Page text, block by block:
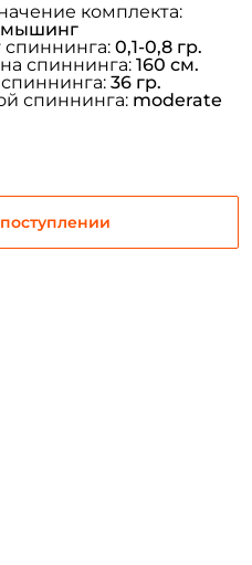
комплекта:
спиннинга: 0,1-0,8 гр.
спиннинга: 160 см.
36 гр.
спиннинга: moderate